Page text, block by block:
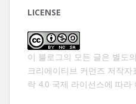
LICENSE
이 블로그의 모든 글은 별도
크리에이티브 커먼즈 저작
락 4.0 국제 라이선스에 따라